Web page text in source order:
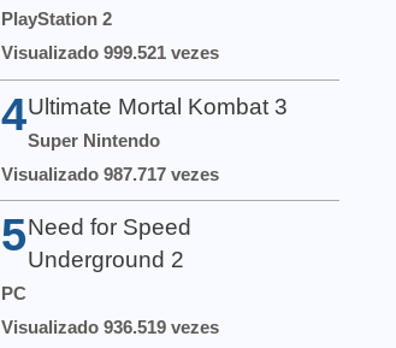
PlayStation 2
Visualizado 999.521 vezes
4 Ultimate Mortal Kombat 3
Super Nintendo
Visualizado 987.717 vezes
5 Need for Speed
Underground 2
PC
Visualizado 936.519 vezes